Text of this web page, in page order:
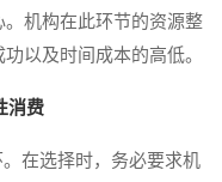
机构在此环节的资源整
以及时间成本的高低。
消费
在选择时，务必要求机